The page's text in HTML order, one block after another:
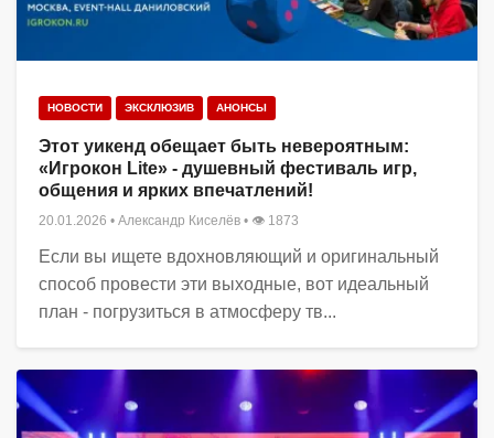
НОВОСТИ ЭКСКЛЮЗИВ АНОНСЫ
Этот уикенд обещает быть невероятным:
«Игрокон Lite» - душевный фестиваль игр,
общения и ярких впечатлений!
20.01.2026 • Александр Киселёв • 👁 1873
Если вы ищете вдохновляющий и оригинальный
способ провести эти выходные, вот идеальный
план - погрузиться в атмосферу тв...